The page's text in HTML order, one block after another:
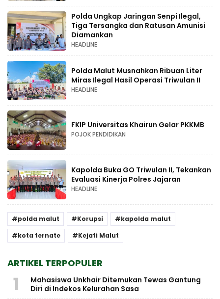
Polda Ungkap Jaringan Senpi Ilegal,
Tiga Tersangka dan Ratusan Amunisi
Diamankan
HEADLINE
Polda Malut Musnahkan Ribuan Liter
Miras Ilegal Hasil Operasi Triwulan II
HEADLINE
FKIP Universitas Khairun Gelar PKKMB
POJOK PENDIDIKAN
Kapolda Buka GO Triwulan II, Tekankan
Evaluasi Kinerja Polres Jajaran
HEADLINE
polda malut Korupsi
kapolda malut
kota ternate
Kejati Malut
ARTIKEL TERPOPULER
1
Mahasiswa Unkhair Ditemukan Tewas Gantung
Diri di Indekos Kelurahan Sasa